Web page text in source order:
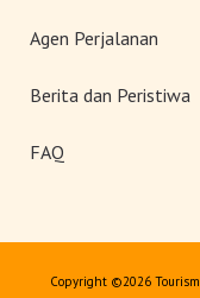
Agen Perjalanan
Berita dan Peristiwa
FAQ
Copyright ©2026